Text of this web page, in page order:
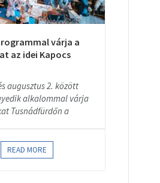
várja a
az idei Kapocs
augusztus 2. között
alkalommal várja
Tusnádfürdőn a
READ MORE